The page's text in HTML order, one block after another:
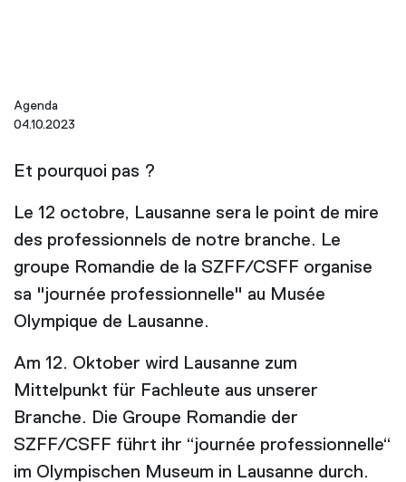
Agenda
04.10.2023
Et pourquoi pas ?
Le 12 octobre, Lausanne sera le point de mire
des professionnels de notre branche. Le
groupe Romandie de la SZFF/CSFF organise
sa "journée professionnelle" au Musée
Olympique de Lausanne.
Am 12. Oktober wird Lausanne zum
Mittelpunkt für Fachleute aus unserer
Branche. Die Groupe Romandie der
SZFF/CSFF führt ihr “journée professionnelle“
im Olympischen Museum in Lausanne durch.